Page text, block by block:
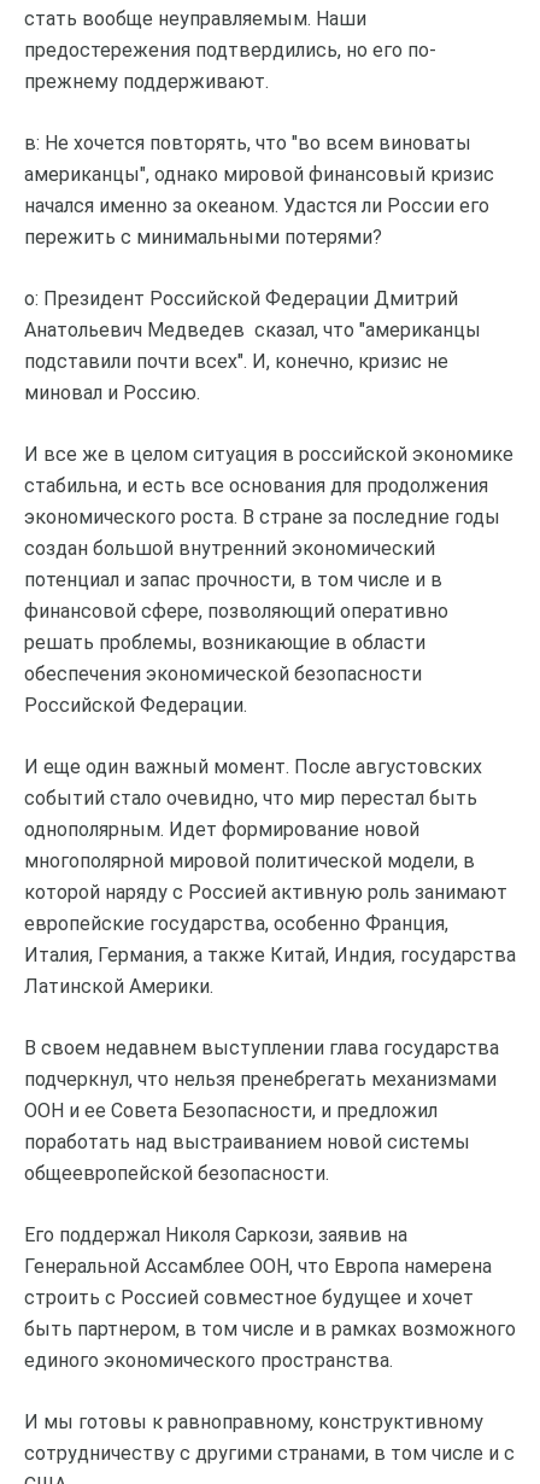
стать вообще неуправляемым. Наши
предостережения подтвердились, но его по-
прежнему поддерживают.
в: Не хочется повторять, что "во всем виноваты
американцы", однако мировой финансовый кризис
начался именно за океаном. Удастся ли России его
пережить с минимальными потерями?
о: Президент Российской Федерации Дмитрий
Анатольевич Медведев сказал, что "американцы
подставили почти всех". И, конечно, кризис не
миновал и Россию.
И все же в целом ситуация в российской экономике
стабильна, и есть все основания для продолжения
экономического роста. В стране за последние годы
создан большой внутренний экономический
потенциал и запас прочности, в том числе и в
финансовой сфере, позволяющий оперативно
решать проблемы, возникающие в области
обеспечения экономической безопасности
Российской Федерации.
И еще один важный момент. После августовских
событий стало очевидно, что мир перестал быть
однополярным. Идет формирование новой
многополярной мировой политической модели, в
которой наряду с Россией активную роль занимают
европейские государства, особенно Франция,
Италия, Германия, а также Китай, Индия, государства
Латинской Америки.
В своем недавнем выступлении глава государства
подчеркнул, что нельзя пренебрегать механизмами
ООН и ее Совета Безопасности, и предложил
поработать над выстраиванием новой системы
общеевропейской безопасности.
Его поддержал Николя Саркози, заявив на
Генеральной Ассамблее ООН, что Европа намерена
строить с Россией совместное будущее и хочет
быть партнером, в том числе и в рамках возможного
единого экономического пространства.
И мы готовы к равноправному, конструктивному
сотрудничеству с другими странами, в том числе и с